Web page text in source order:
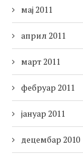
мај 2011
април 2011
март 2011
фебруар 2011
јануар 2011
децембар 2010